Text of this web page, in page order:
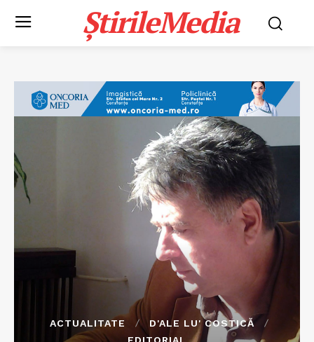
ȘtirileMedia
ACTUALITATE
D'ALE LU' COSTICĂ